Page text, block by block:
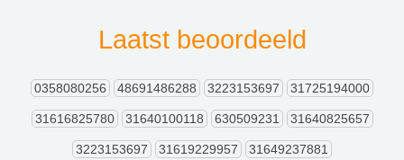
Laatst beoordeeld
0358080256 48691486288 3223153697 31725194000
31616825780 31640100118 630509231 31640825657
3223153697 31619229957 31649237881